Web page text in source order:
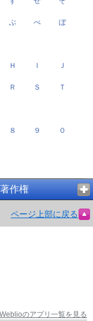
ぶ べ ぼ
Ｈ Ｉ Ｊ
Ｒ Ｓ Ｔ
８ ９ ０
作権
ページ上部に戻る
Weblioのアプリ一覧を見る